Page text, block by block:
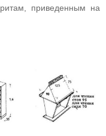
приведенным на